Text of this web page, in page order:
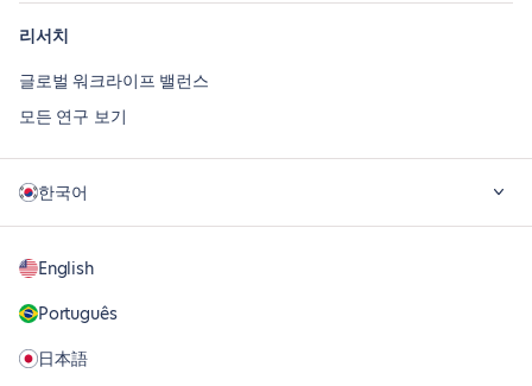
리서치
글로벌 워크라이프 밸런스
모든 연구 보기
한국어
English
Português
日本語